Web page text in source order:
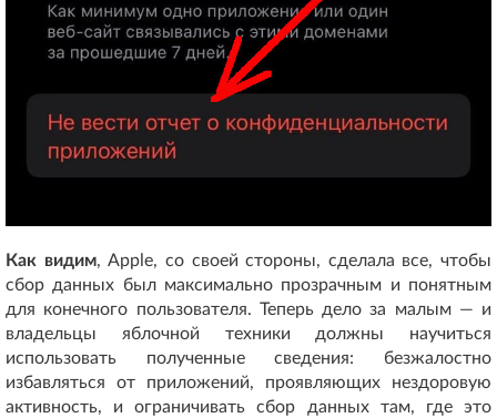
Как видим, Apple, со своей стороны, сделала все, чтобы
сбор данных был максимально прозрачным и понятным
для конечного пользователя. Теперь дело за малым — и
владельцы яблочной техники должны научиться
использовать полученные сведения: безжалостно
избавляться от приложений, проявляющих нездоровую
активность, и ограничивать сбор данных там, где это